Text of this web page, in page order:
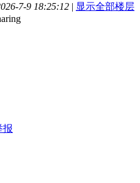
7-9 18:25:12 | 显示全部楼层
报